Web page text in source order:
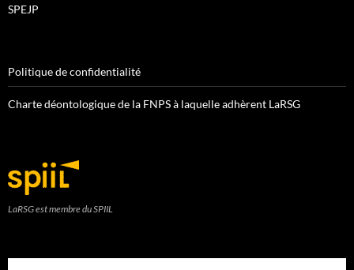
SPEJP
Politique de confidentialité
Charte déontologique de la FNPS à laquelle adhèrent LaRSG
LaRSG est membre du SPIIL